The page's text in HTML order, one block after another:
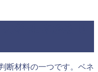
断材料の一つです。ベネ